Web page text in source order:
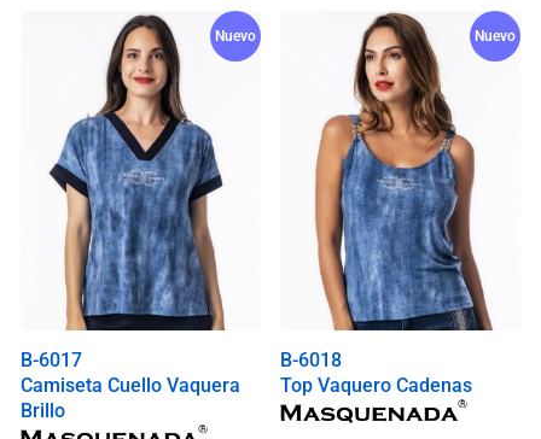
Nuevo
B-6017
Camiseta Cuello Vaquera
Brillo
Nuevo
B-6018
Top Vaquero Cadenas